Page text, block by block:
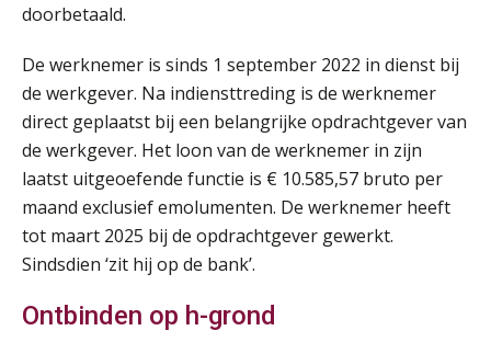
doorbetaald.
De werknemer is sinds 1 september 2022 in dienst bij
de werkgever. Na indiensttreding is de werknemer
direct geplaatst bij een belangrijke opdrachtgever van
de werkgever. Het loon van de werknemer in zijn
laatst uitgeoefende functie is € 10.585,57 bruto per
maand exclusief emolumenten. De werknemer heeft
tot maart 2025 bij de opdrachtgever gewerkt.
Sindsdien ‘zit hij op de bank’.
Ontbinden op h-grond